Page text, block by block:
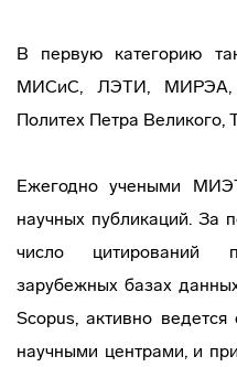
В первую категорию
МИСиС, ЛЭТИ, МИРЭА,
Политех Петра Великого,
Ежегодно учеными
научных публикаций. За
число цитирований
зарубежных базах
Scopus, активно
научными центрами, и